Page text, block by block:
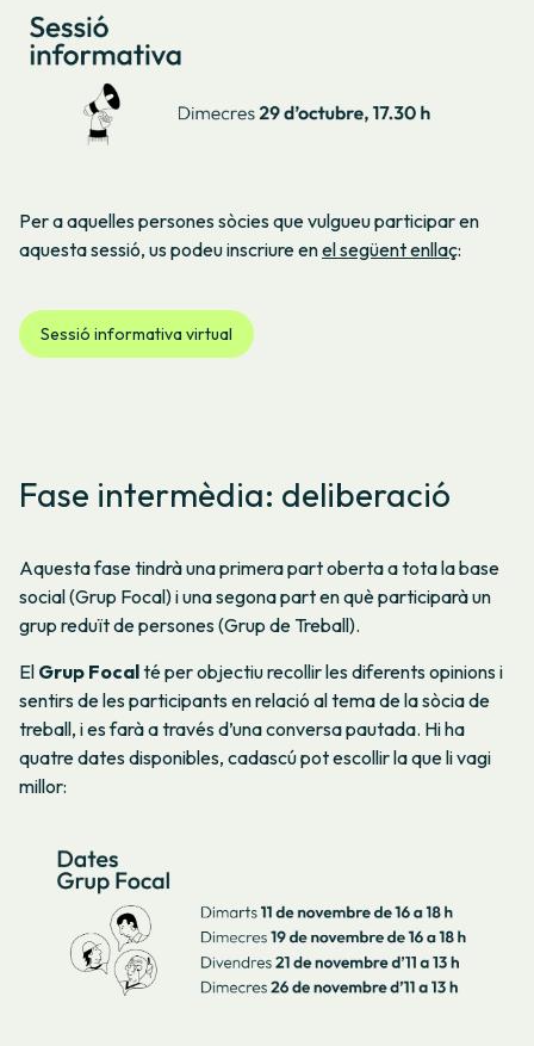
Per a aquelles persones sòcies que vulgueu participar en
aquesta sessió, us podeu inscriure enel següent enllaç:
Sessió informativa virtual
Fase intermèdia: deliberació
Aquesta fase tindrà una primera part oberta a tota la base
social (Grup Focal) i una segona part en què participarà un
grup reduït de persones (Grup de Treball).
El Grup Focalté per objectiu recollir les diferents opinions i
sentirs de les participants en relació al tema de la sòcia de
treball, i es farà a través d’una conversa pautada. Hi ha
quatre dates disponibles, cadascú pot escollir la que li vagi
millor: